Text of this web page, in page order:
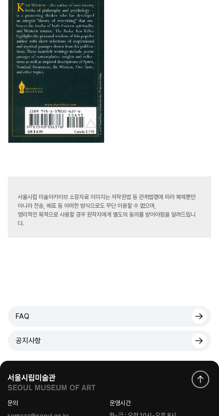
서울시립 미술아카이브 소장자료 이미지는 저작권법 등 관계법령에 따라 복제뿐만
아니라 전송, 배포 등 어떠한 방식으로도 무단 이용할 수 없으며,
영리적인 목적으로 사용할 경우 원작자에게 별도의 동의를 받아야함을 알려드립니
다.
FAQ
공지사항
문의
운영시간